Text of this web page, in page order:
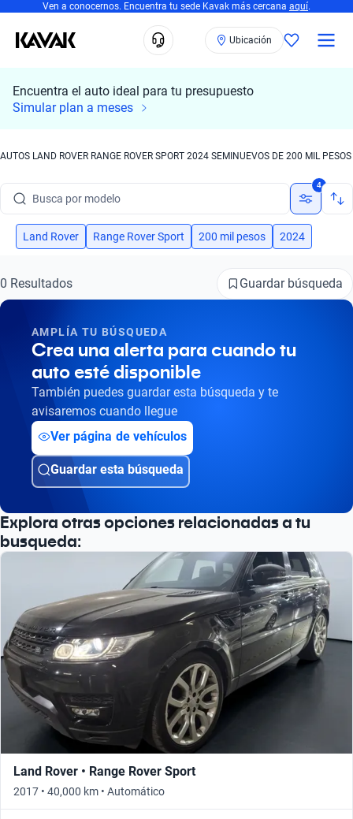
Ven a conocernos. Encuentra tu sede Kavak más cercana aquí.
Ubicación
Encuentra el auto ideal para tu presupuesto
Simular plan a meses
AUTOS LAND ROVER RANGE ROVER SPORT 2024 SEMINUEVOS DE 200 MIL PESOS
Busca por modelo
Busca por versión
Busca por marca
Busca por modelo
Busca por versión
Busca por año
4
Land Rover Range Rover Sport 200 mil pesos 2024
0 Resultados Guardar búsqueda
AMPLÍA TU BÚSQUEDA
Crea una alerta para cuando tu
auto esté disponible
También puedes guardar esta búsqueda y te
avisaremos cuando llegue
Ver página de vehículos
Guardar esta búsqueda
Explora otras opciones relacionadas a tu
busqueda:
Land Rover • Range Rover Sport
2017 • 40,000 km • Automático